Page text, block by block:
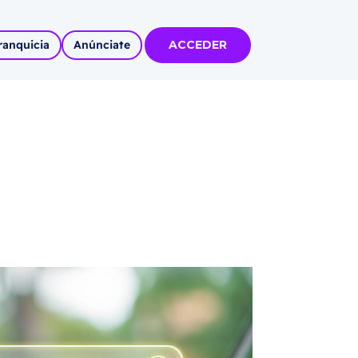
con
tu Marca
Anúnciate ACCEDER